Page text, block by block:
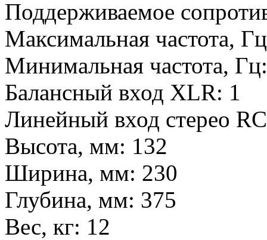
Поддерживаемое
Максимальная частота,
Минимальная частота,
Балансный вход XLR: 1
Линейный вход стерео
Высота, мм: 132
Ширина, мм: 230
Глубина, мм: 375
Вес, кг: 12